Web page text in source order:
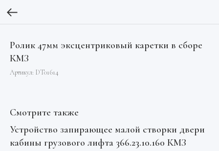
Ролик 47мм эксцентриковый каретки в сборе
КМЗ
Артикул: DT01614
Смотрите также
Устройство запирающее малой створки двери
кабины грузового лифта 366.23.10.160 КМЗ